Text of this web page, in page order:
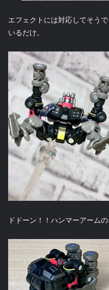
エフェクトには対応してそう
いるだけ。
ドドーン！！ハンマーアーム